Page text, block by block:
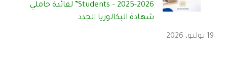
Students – 2025-2026” لفائدة حاملي
شهادة البكالوريا الجدد
19 يوليو، 2026